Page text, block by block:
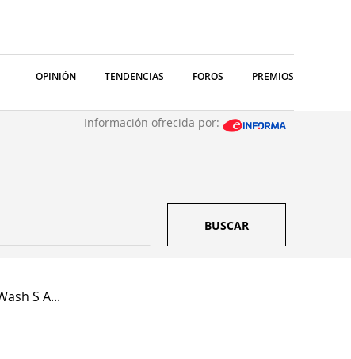
OPINIÓN TENDENCIAS FOROS PREMIOS
Información ofrecida por:
BUSCAR
S A...